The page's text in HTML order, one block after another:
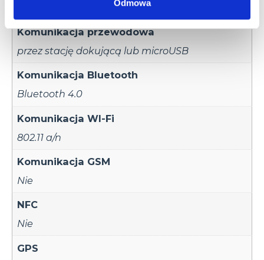
Odmowa
Komunikacja przewodowa
przez stację dokującą lub microUSB
Komunikacja Bluetooth
Bluetooth 4.0
Komunikacja WI-Fi
802.11 a/n
Komunikacja GSM
Nie
NFC
Nie
GPS